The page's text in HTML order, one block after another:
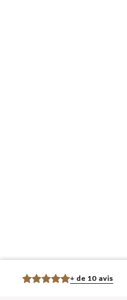
+ de 10 avis